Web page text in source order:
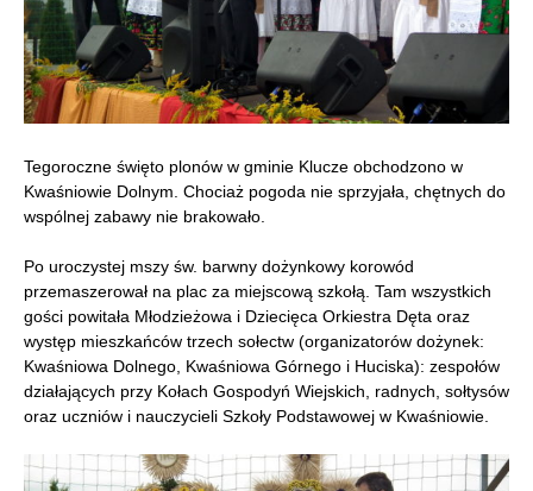
Tegoroczne święto plonów w gminie Klucze obchodzono w
Kwaśniowie Dolnym. Chociaż pogoda nie sprzyjała, chętnych do
wspólnej zabawy nie brakowało.
Po uroczystej mszy św. barwny dożynkowy korowód
przemaszerował na plac za miejscową szkołą. Tam wszystkich
gości powitała Młodzieżowa i Dziecięca Orkiestra Dęta oraz
występ mieszkańców trzech sołectw (organizatorów dożynek:
Kwaśniowa Dolnego, Kwaśniowa Górnego i Huciska): zespołów
działających przy Kołach Gospodyń Wiejskich, radnych, sołtysów
oraz uczniów i nauczycieli Szkoły Podstawowej w Kwaśniowie.